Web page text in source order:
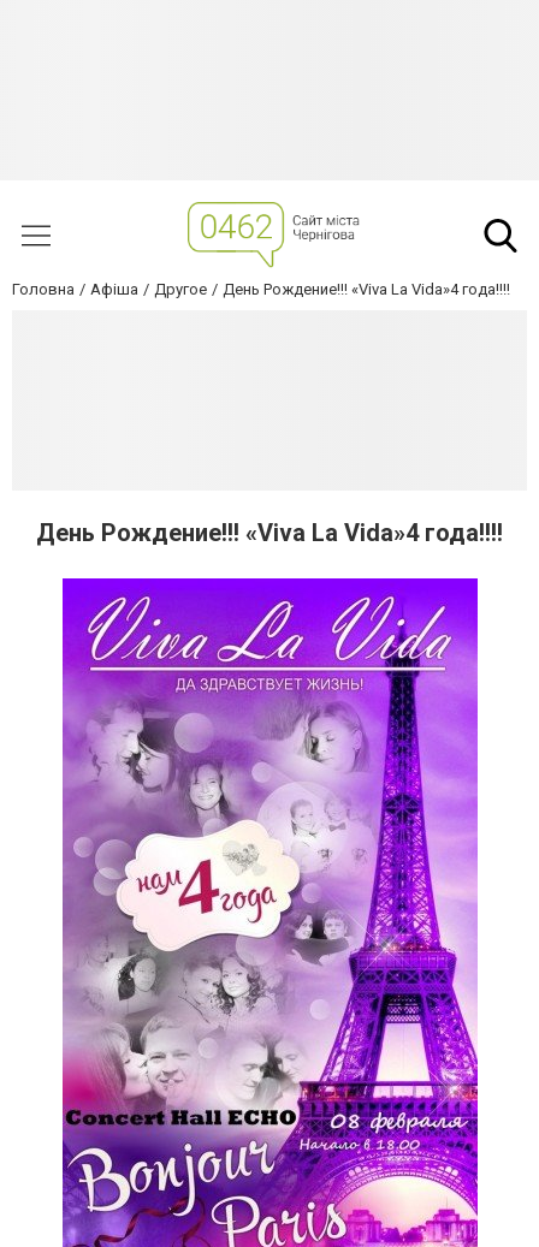
Головна Афіша Другое День Рождение!!! «Viva La Vida»4 года!!!!
День Рождение!!! «Viva La Vida»4 года!!!!